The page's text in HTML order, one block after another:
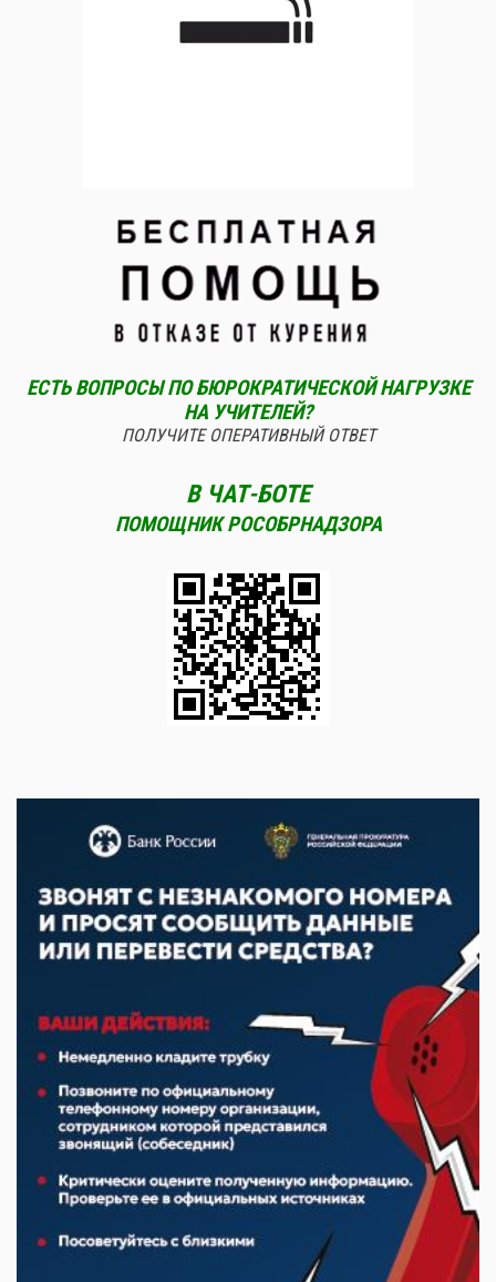
ЕСТЬ ВОПРОСЫ ПО БЮРОКРАТИЧЕСКОЙ НАГРУЗКЕ
НА УЧИТЕЛЕЙ?
ПОЛУЧИТЕ ОПЕРАТИВНЫЙ ОТВЕТ
В ЧАТ-БОТЕ
ПОМОЩНИК РОСОБРНАДЗОРА